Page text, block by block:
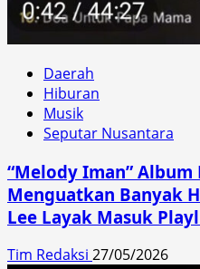
Daerah
Hiburan
Musik
Seputar Nusantara
“Melody Iman” Album
Menguatkan Banyak
Lee Layak Masuk
Tim Redaksi 27/05/2026